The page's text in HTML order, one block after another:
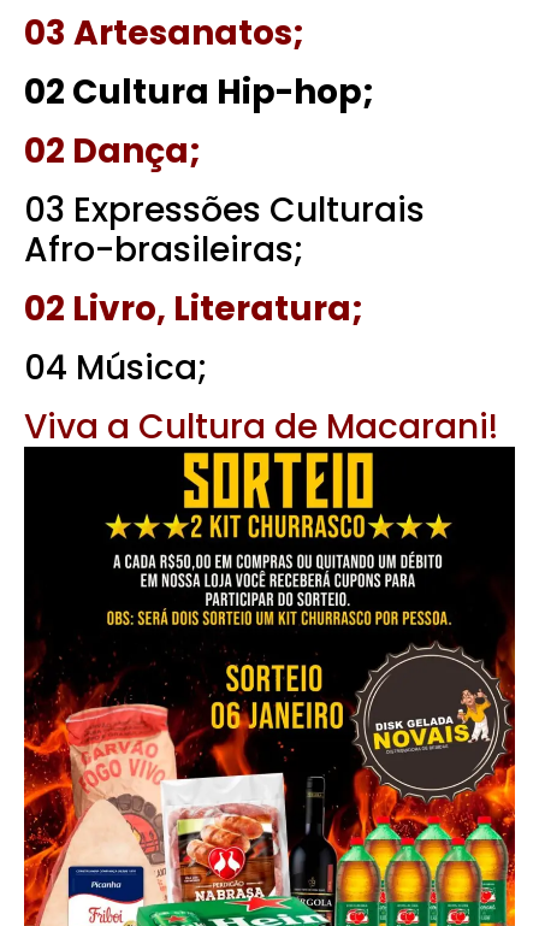
03 Artesanatos;
02 Cultura Hip-hop;
02 Dança;
03 Expressões Culturais
Afro-brasileiras;
02 Livro, Literatura;
04 Música;
Viva a Cultura de Macarani!